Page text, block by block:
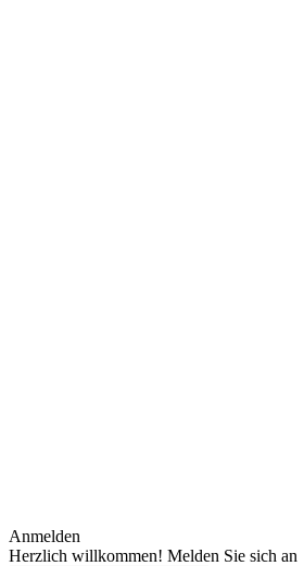
Anmelden
Herzlich willkommen! Melden Sie sich an